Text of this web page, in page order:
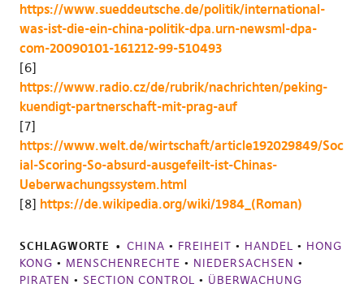
https://www.sueddeutsche.de/politik/international-
was-ist-die-ein-china-politik-dpa.urn-newsml-dpa-
com-20090101-161212-99-510493
[6]
https://www.radio.cz/de/rubrik/nachrichten/peking-
kuendigt-partnerschaft-mit-prag-auf
[7]
https://www.welt.de/wirtschaft/article192029849/Soc
ial-Scoring-So-absurd-ausgefeilt-ist-Chinas-
Ueberwachungssystem.html
[8] https://de.wikipedia.org/wiki/1984_(Roman)
SCHLAGWORTE CHINA • FREIHEIT • HANDEL • HONG
KONG • MENSCHENRECHTE • NIEDERSACHSEN •
PIRATEN • SECTION CONTROL • ÜBERWACHUNG